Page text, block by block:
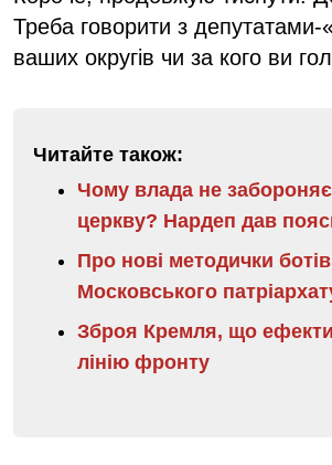
Треба говорити з депутатами-
ваших округів чи за кого ви
Читайте також:
Чому влада не
церкву? Нардеп дав
Про нові методички ботів
Московського
Зброя Кремля, що
лінію фронту